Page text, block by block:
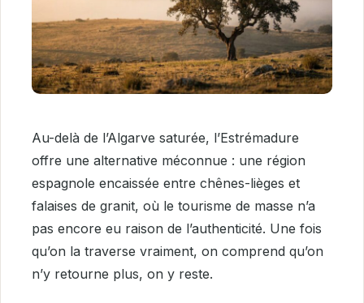
Au-delà de l’Algarve saturée, l’Estrémadure
offre une alternative méconnue : une région
espagnole encaissée entre chênes-lièges et
falaises de granit, où le tourisme de masse n’a
pas encore eu raison de l’authenticité. Une fois
qu’on la traverse vraiment, on comprend qu’on
n’y retourne plus, on y reste.